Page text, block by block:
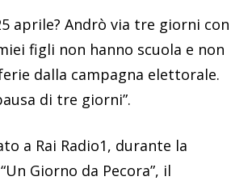
aprile? Andrò via tre giorni con
figli non hanno scuola e non
dalla campagna elettorale.
di tre giorni”.
a Rai Radio1, durante la
Giorno da Pecora”, il